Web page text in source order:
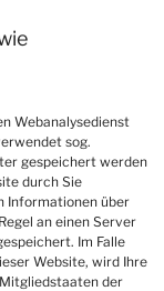
Webanalysedienst
sog.
gespeichert werden
durch Sie
Informationen über
an einen Server
Im Falle
Website, wird Ihre
der